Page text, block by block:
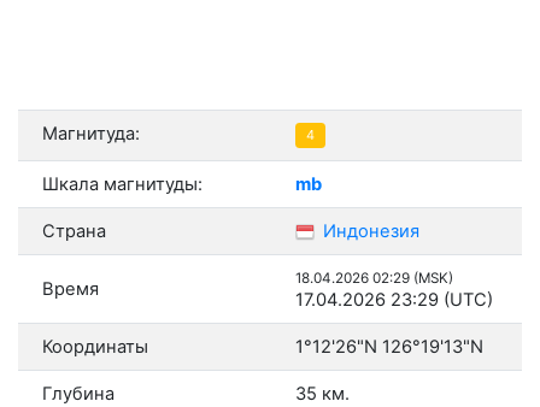
Магнитуда: 4
Шкала магнитуды: mb
Страна Индонезия
Время 18.04.2026 02:29 (MSK)
17.04.2026 23:29 (UTC)
Координаты 1°12'26"N 126°19'13"N
Глубина 35 км.